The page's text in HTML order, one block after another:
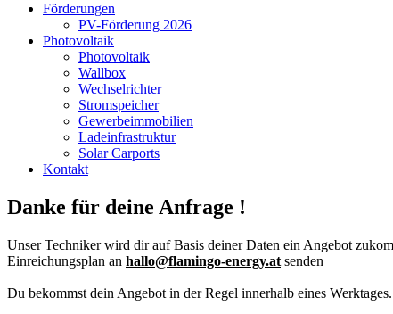
Förderungen
PV-Förderung 2026
Photovoltaik
Photovoltaik
Wallbox
Wechselrichter
Stromspeicher
Gewerbeimmobilien
Ladeinfrastruktur
Solar Carports
Kontakt
Danke für deine Anfrage !
Unser Techniker wird dir auf Basis deiner Daten ein Angebot
Einreichungsplan an hallo@flamingo-energy.at senden
Du bekommst dein Angebot in der Regel innerhalb eines Werktages.